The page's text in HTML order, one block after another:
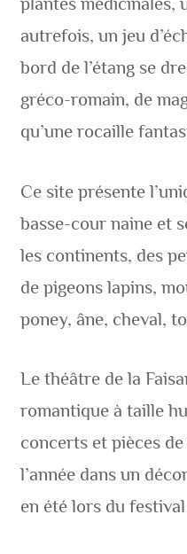
autrefois, un jeu
bord de l’étang se
gréco-romain, de
qu’une rocaille
Ce site présente
basse-cour naine et
les continents, des
de pigeons lapins,
poney, âne, cheval,
Le théâtre de la
romantique à taille
concerts et pièces
l’année dans un
en été lors du festival